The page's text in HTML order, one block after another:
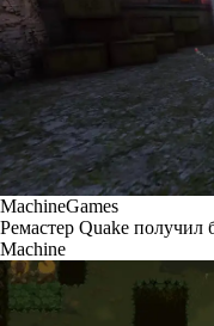
MachineGames
Ремастер Quake получил
Machine